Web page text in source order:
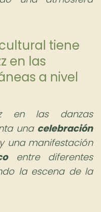
tiene
en las
a nivel
en las danzas
una celebración
una manifestación
entre diferentes
la escena de la